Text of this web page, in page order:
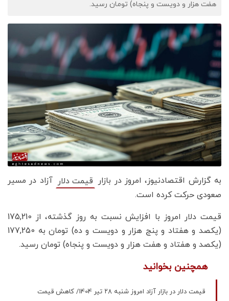
هفت هزار و دویست و پنجاه) تومان رسید.
به گزارش اقتصادنیوز، امروز در بازار قیمت دلار آزاد در مسیر
صعودی حرکت کرده است.
قیمت دلار امروز با افزایش نسبت به روز گذشته، از 175,210
(یکصد و هفتاد و پنج هزار و دویست و ده) تومان به 177,250
(یکصد و هفتاد و هفت هزار و دویست و پنجاه) تومان رسید.
همچنین بخوانید
قیمت دلار در بازار آزاد امروز شنبه ۲۸ تیر 1404/ کاهش قیمت